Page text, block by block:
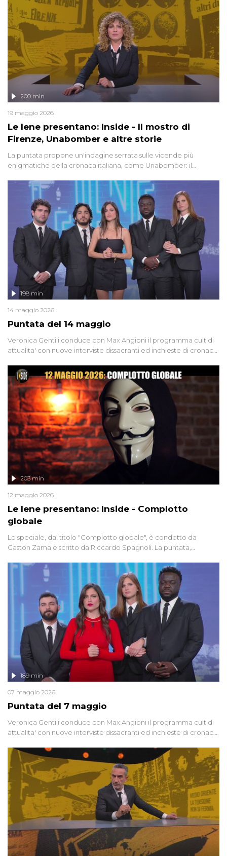
Le Iene presentano: Inside - Il mostro di
Firenze, Unabomber e altre storie
200 min
19 maggio 2026
La puntata propone un'indagine serrata sulle vicende più
enigmatiche della cronaca italiana, come Unabomber: il
'90 e il 2000 che, inquietantemente, potrebbe essere ancora in
libertà. Lo speciale affronta inoltre le zone d'ombra sul Mostro di
Firenze, le cui responsabilità appaiono ancora oggi avvolte in un
groviglio di dubbi mai chiariti. Nel corso dello speciale anche
l'intervista inedita a Olindo Romano, realizzata ne...
Puntata del 14 maggio
198 min
14 maggio 2026
Veronica Gentili conduce con Max Angioni il programma cult di
attualita' con nuove interviste dissacranti ed inchieste di cronaca
Le Iene presentano: Inside - Complotto
globale
203 min
12 maggio 2026
Lo speciale, dal titolo "Complotto globale", è condotto da
Gaston Zama e scritto da Riccardo Spagnoli. La puntata,
racconta l'universo delle narrazioni alternative, dei sospetti
globali e del complottismo che negli ultimi anni hanno invaso
social network, talk show, piazze digitali e immaginario collettivo.
Puntata del 7 maggio
189 min
07 maggio 2026
Veronica Gentili conduce con Max Angioni il programma cult di
attualita' con nuove interviste dissacranti ed inchieste di cronaca